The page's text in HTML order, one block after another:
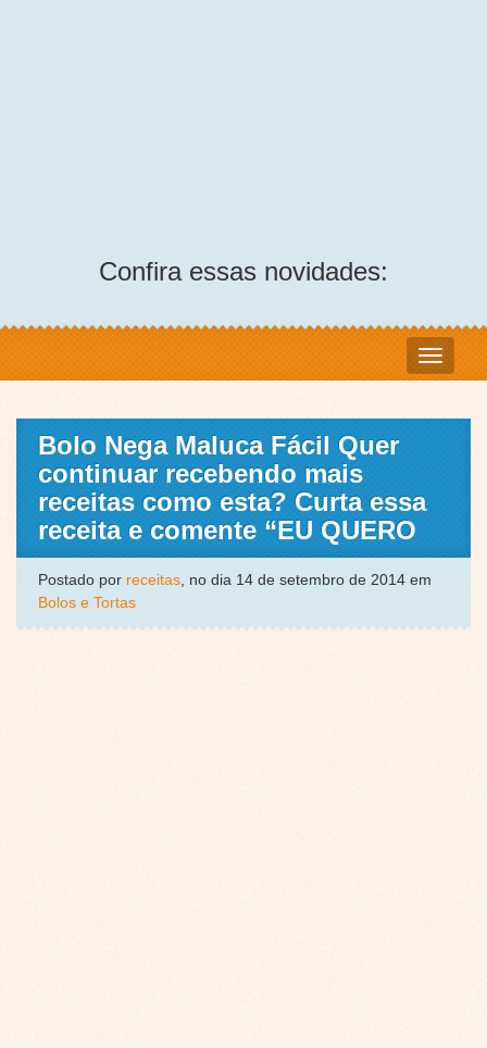
Confira essas novidades:
Bolo Nega Maluca Fácil Quer
continuar recebendo mais
receitas como esta? Curta essa
receita e comente “EU QUERO
Postado por receitas, no dia 14 de setembro de 2014 em
Bolos e Tortas